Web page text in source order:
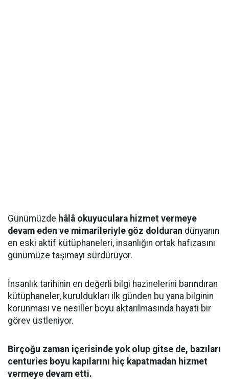
Günümüzde hâlâ okuyuculara hizmet vermeye
devam eden ve mimarileriyle göz dolduran dünyanın
en eski aktif kütüphaneleri, insanlığın ortak hafızasını
günümüze taşımayı sürdürüyor.
İnsanlık tarihinin en değerli bilgi hazinelerini barındıran
kütüphaneler, kuruldukları ilk günden bu yana bilginin
korunması ve nesiller boyu aktarılmasında hayati bir
görev üstleniyor.
Birçoğu zaman içerisinde yok olup gitse de, bazıları
centuries boyu kapılarını hiç kapatmadan hizmet
vermeye devam etti.